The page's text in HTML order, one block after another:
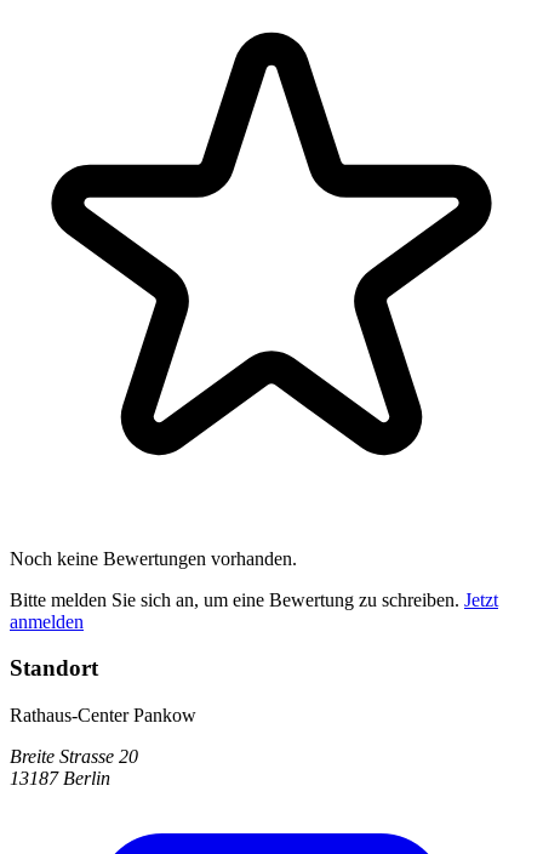
Noch keine Bewertungen vorhanden.
Bitte melden Sie sich an, um eine Bewertung zu schreiben. Jetzt
anmelden
Standort
Rathaus-Center Pankow
Breite Strasse 20
13187 Berlin